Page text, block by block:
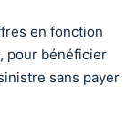
en fonction
pour bénéficier
sans payer